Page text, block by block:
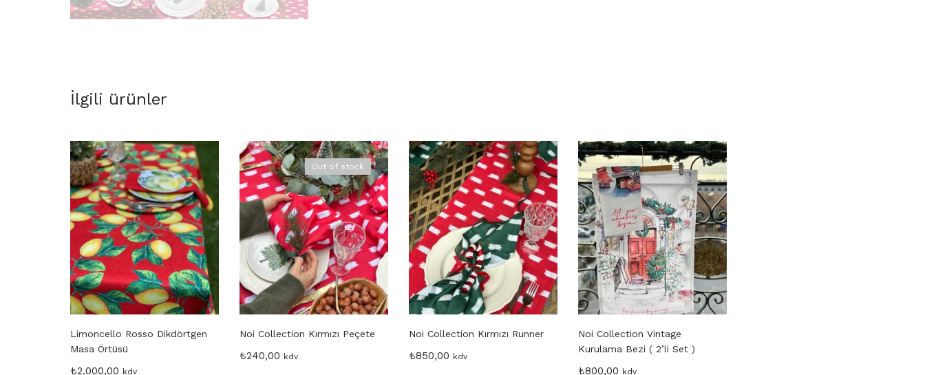
İlgili ürünler
Limoncello Rosso Dikdörtgen
Masa Örtüsü
₺2.000,00 kdv
Out of stock
Noi Collection Kırmızı Peçete
₺240,00 kdv
Noi Collection Kırmızı Runner
₺850,00 kdv
Noi Collection Vintage
Kurulama Bezi ( 2’li Set )
₺800,00 kdv